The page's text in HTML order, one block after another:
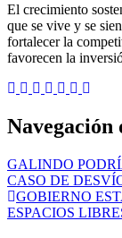
El crecimiento
que se vive y se
fortalecer la
favorecen la
Navegación
GALINDO
CASO DE
GOBIERNO
ESPACIOS